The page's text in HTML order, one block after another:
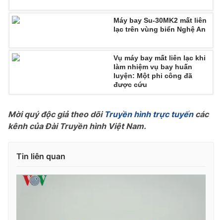
Bất động sản
Thị trường 24h Tấm lòng Việt
Vươn mình bằng AI
VTV9 VTV8
Máy bay Su-30MK2 mất liên
lạc trên vùng biển Nghệ An
Vụ máy bay mất liên lạc khi
làm nhiệm vụ bay huấn
luyện: Một phi công đã
được cứu
Mời quý độc giả theo dõi Truyền hình trực tuyếncác
kênh của Đài Truyền hình Việt Nam.
Tin liên quan